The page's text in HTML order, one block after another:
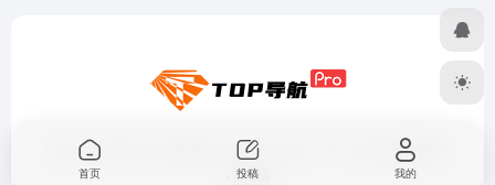
top.gd.cn导航，集AI资源、热门工具于一体，简约优雅的设
计风格
首页 投稿 我的